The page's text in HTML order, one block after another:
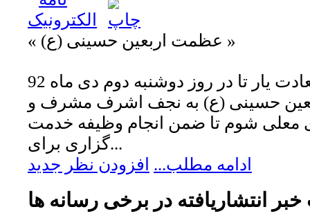
« عظمت اربعین حسینی (ع) »
توفیق رفیق شد و سعادت یار تا در روز دوشنبه دوم دی ماه 92
حسینی (ع) به نجف اشرف مشرف و
معلی شوم تا ضمن انجام وظیفه خدمت
گزاری برای...
ادامه مطلب... افزودن نظر جدید
انتشاریافته در برخی رسانه ها